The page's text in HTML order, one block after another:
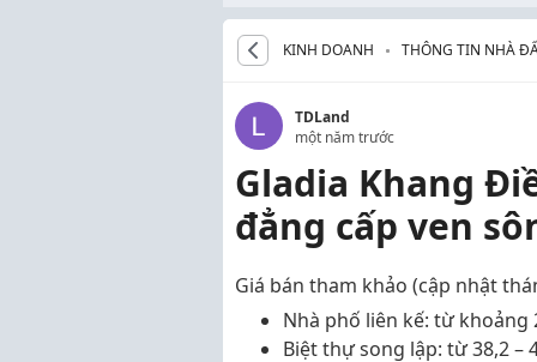
KINH DOANH THÔNG TIN NHÀ
TDLand
một năm trước
Gladia Khang
đẳng cấp ven
Giá bán tham khảo (cập nhật
Nhà phố liên kế: từ khoảng
Biệt thự song lập: từ38,2 –